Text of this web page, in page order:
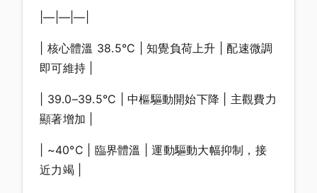
|—|—|—|
| 核心體溫 38.5°C | 知覺負荷上升 | 配速微調
即可維持 |
| 39.0–39.5°C | 中樞驅動開始下降 | 主觀費力
顯著增加 |
| ~40°C | 臨界體溫 | 運動驅動大幅抑制，接
近力竭 |